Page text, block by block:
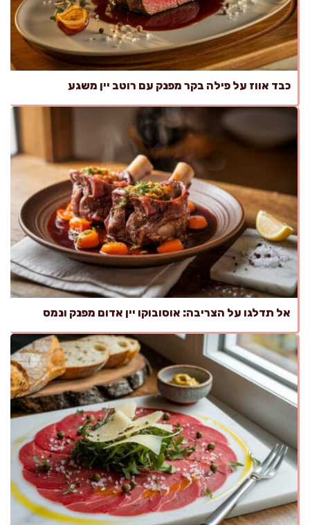
כבד אווז על פילה בקר מפנק עם רוטב יין משגע
אל תדלגו על הצריבה: אוסובוקו יין אדום מפנק ונמס